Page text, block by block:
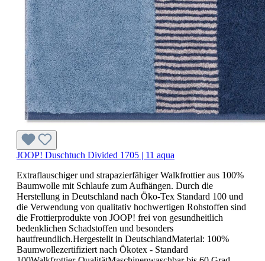
JOOP! Duschtuch Divided 1705 | 11 aqua
Extraflauschiger und strapazierfähiger Walkfrottier aus 100%
Baumwolle mit Schlaufe zum Aufhängen. Durch die
Herstellung in Deutschland nach Öko-Tex Standard 100 und
die Verwendung von qualitativ hochwertigen Rohstoffen sind
die Frottierprodukte von JOOP! frei von gesundheitlich
bedenklichen Schadstoffen und besonders
hautfreundlich.Hergestellt in DeutschlandMaterial: 100%
Baumwollezertifiziert nach Ökotex - Standard